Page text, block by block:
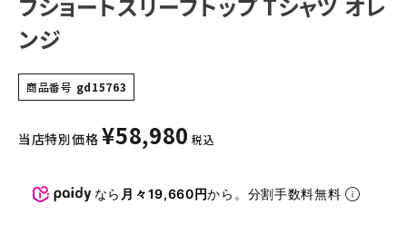
バックパック・リュック
その他バッグ類
スニーカー・ブーツ
パンツ・ショーツ
ンジ
商品番号 gd15763
当店特別価格 ¥58,980 税込
なら 月々19,660円から。分割手数料無料